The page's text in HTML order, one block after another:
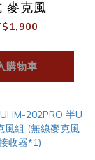
麥克風
購物車